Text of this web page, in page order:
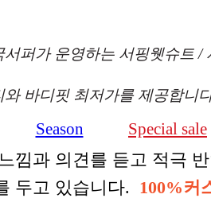
서퍼가 운영하는 서핑웻슈트 /
와 바디핏 최저가를 제공합니
+
Season
+
Special sale
낌과 의견를 듣고 적극
두고 있습니다. 100%커